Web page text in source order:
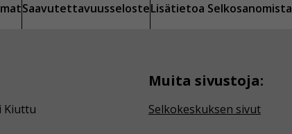
SaavutettavuusselosteLisätietoa Selkosanomista
Kiuttu
Muita sivustoja:
Selkokeskuksen sivut